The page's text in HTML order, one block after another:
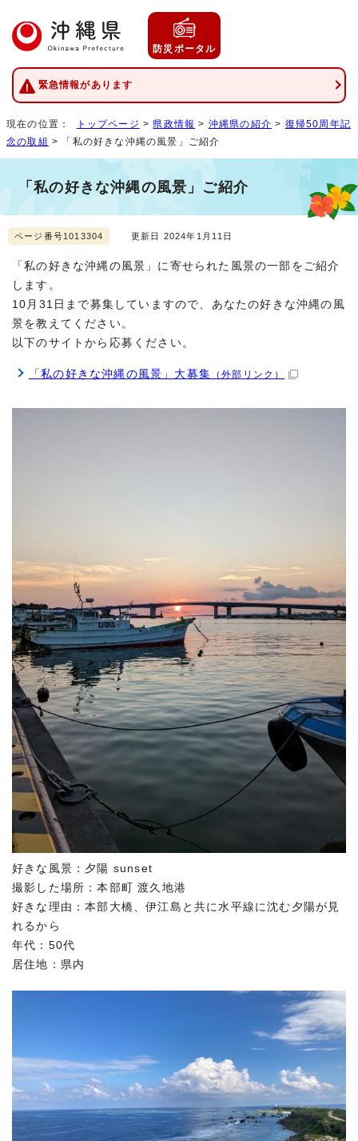
防災ポータル
緊急情報があります
現在の位置： トップページ > 県政情報 > 沖縄県の紹介 > 復帰50周年記
念の取組 > 「私の好きな沖縄の風景」ご紹介
「私の好きな沖縄の風景」ご紹介
ページ番号1013304 更新日 2024年1月11日
「私の好きな沖縄の風景」に寄せられた風景の一部をご紹介
します。
10月31日まで募集していますので、あなたの好きな沖縄の風
景を教えてください。
以下のサイトから応募ください。
「私の好きな沖縄の風景」大募集 （外部リンク）
好きな風景：夕陽 sunset
撮影した場所：本部町 渡久地港
好きな理由：本部大橋、伊江島と共に水平線に沈む夕陽が見
れるから
年代：50代
居住地：県内